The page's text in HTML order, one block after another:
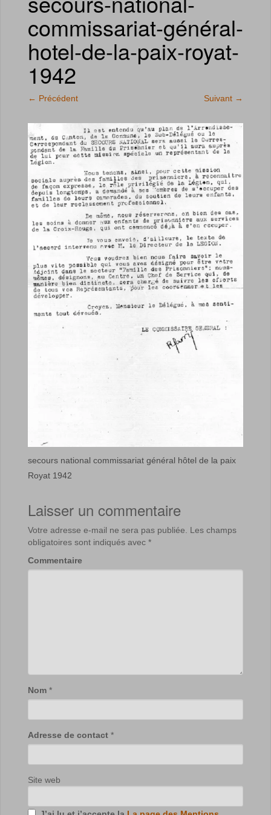
commissariat-général-
hotel-de-la-paix-royat-
1942
← Précédent Suivant →
secours national commissariat général hôtel de la paix
Royat 1942
Laisser un commentaire
Votre adresse e-mail ne sera pas publiée.
Les champs
obligatoires sont indiqués avec *
Commentaire
Nom *
Adresse de contact *
Site web